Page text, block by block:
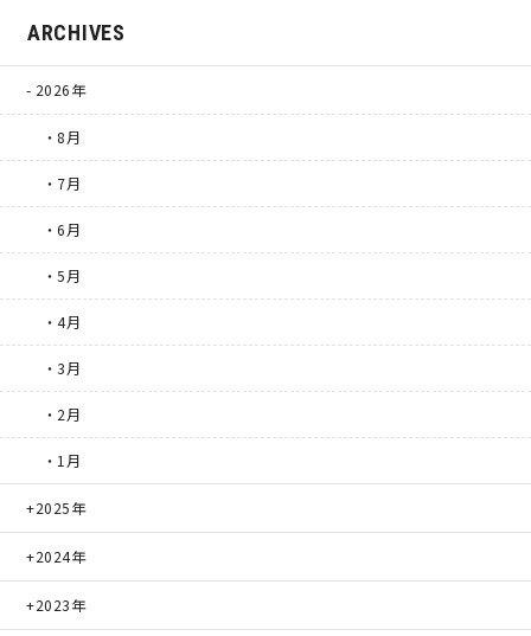
ARCHIVES
2026年
・8月
・7月
・6月
・5月
・4月
・3月
・2月
・1月
2025年
2024年
2023年